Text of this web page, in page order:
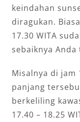
keindahan
diragukan.
17.30 WITA
sebaiknya
Misalnya di jam
panjang
berkeliling
17.40 – 18.25